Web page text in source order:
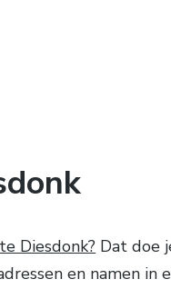
Diesdonk? Dat doe
en namen in